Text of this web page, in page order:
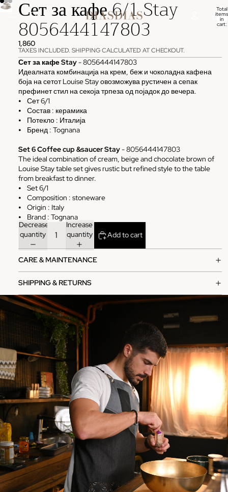
Total
items
in
cart:
Сет за кафе 6/1 Stay
8056444147803
1,860
TAXES INCLUDED. SHIPPING CALCULATED AT CHECKOUT.
Сет за кафе Stay- 8056444147803
Идеалната комбинација на крем, беж и чоколадна кафена
боја на сетот Louise Stay овозможува рустичен а сепак
префинет стил на секоја трпеза од појадок до вечера.
⦁ Сет 6/1
⦁ Состав : керамика
⦁ Потекло : Италија
⦁ Бренд : Tognana
Set 6 Coffee cup &saucer Stay- 8056444147803
The ideal combination of cream, beige and chocolate brown of
Louise Stay table set gives rustic but refined style to the table
from breakfast to dinner.
⦁ Set 6/1
⦁ Composition : stoneware
⦁ Origin : Italy
⦁ Brand : Tognana
Decrease
quantity
Increase
quantity
Add to cart
CARE & MAINTENANCE
SHIPPING & RETURNS